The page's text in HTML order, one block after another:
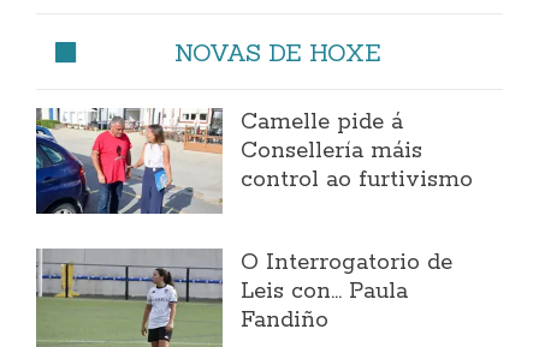
NOVAS DE HOXE
Camelle pide á
Consellería máis
control ao furtivismo
O Interrogatorio de
Leis con... Paula
Fandiño